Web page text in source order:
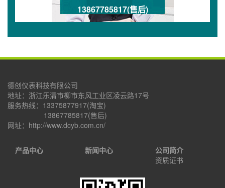
13867785817(售后)
德创仪表科技有限公司
地址：浙江乐清市柳市东风工业区凌云路17号
服务热线：13375877917(淘宝)
13867785817(售后)
网址：http://www.dcyb.com.cn/
产品中心 新闻中心
公司简介
资质证书